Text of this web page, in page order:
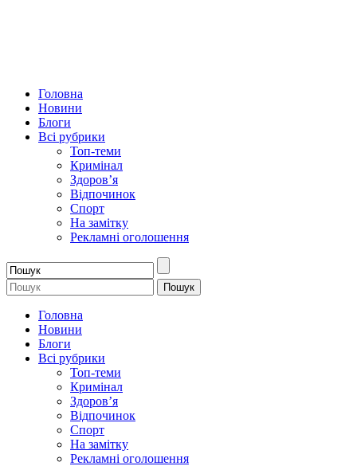
Головна
Новини
Блоги
Всі рубрики
Топ-теми
Кримінал
Здоров’я
Відпочинок
Спорт
На замітку
Рекламні оголошення
Головна
Новини
Блоги
Всі рубрики
Топ-теми
Кримінал
Здоров’я
Відпочинок
Спорт
На замітку
Рекламні оголошення